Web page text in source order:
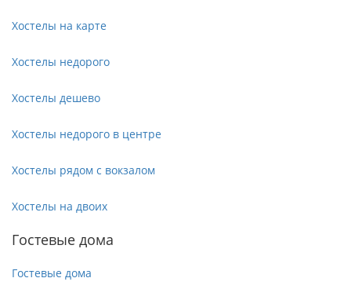
Хостелы на карте
Хостелы недорого
Хостелы дешево
Хостелы недорого в центре
Хостелы рядом с вокзалом
Хостелы на двоих
Гостевые дома
Гостевые дома